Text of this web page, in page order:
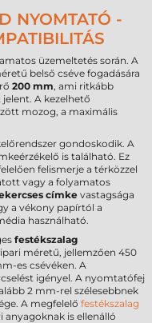
NYOMTATÓ -
üzemeltetés során. A
belső cséve fogadására
200 mm, ami ritkább
A kezelhető
mozog, a maximális
gondoskodik. A
is található. Ez
felismerje a térközzel
vagy a folyamatos
címke vastagsága
a vékony papírtól a
használható.
festékszalag
ipari méretű, jellemzően 450
es csévéken. A
igényel. A nyomtatófej
2 mm-rel szélesebbnek
A megfelelő festékszalag
anyagoknak is ellenálló